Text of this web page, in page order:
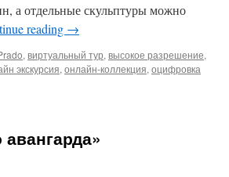
а отдельные скульптуры можно
reading →
, виртуальный тур, высокое разрешение,
экскурсия, онлайн-коллекция, оцифровка